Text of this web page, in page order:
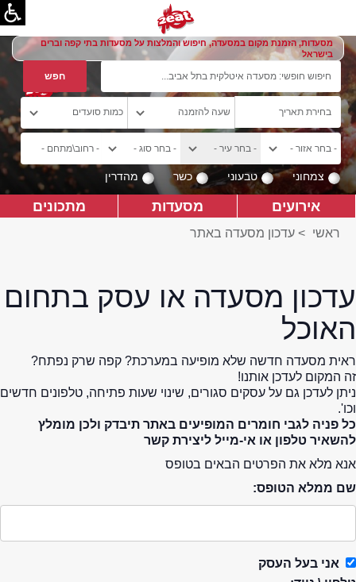
מסעדות, הזמנת מקום במסעדה, חיפוש והמלצות על מסעדות בתי קפה וברים
בישראל
צמחוני טבעוני כשר מהדרין
אירועים מסעדות מתכונים
ראשי > עדכון מסעדה באתר
עדכון מסעדה או עסק בתחום
האוכל
ראית מסעדה חדשה שלא מופיעה במערכת? קפה שרק נפתח?
זה המקום לעדכן אותנו!
ניתן לעדכן גם על עסקים סגורים, שינוי שעות פתיחה, טלפונים חדשים
וכו'.
כל פניה לגבי חומרים המופיעים באתר תיבדק ולכן מומלץ
להשאיר טלפון או אי-מייל ליצירת קשר
אנא מלא את הפרטים הבאים בטופס
שם ממלא הטופס:
אני בעל העסק